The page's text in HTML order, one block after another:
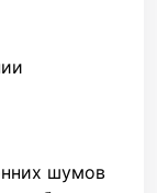
шумов